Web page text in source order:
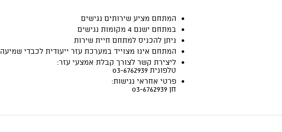
המתחם מציע שירותים נגישים
במתחם ישנם 4 מקומות נגישים
ניתן להכניס למתחם חיית שירות
המתחם אינו מצוייד במערכת עזר ייעודית לכבדי שמיעה
ליצירת קשר לצורך קבלת אמצעי עזר:
טלפונית 03-6762939
פרטי אחראי נגישות:
חן 03-6762939